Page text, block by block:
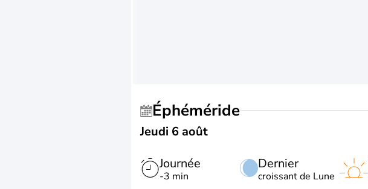
Éphéméride
Jeudi 6 août
Journée
-3 min
Dernier
croissant de Lune